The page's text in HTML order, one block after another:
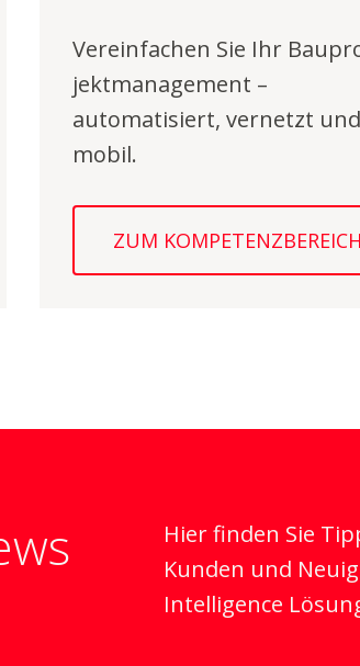
Vereinfachen Sie Ihr
jekt­ma­na­ge­ment –
automatisiert, vernetzt und
mobil.
ZUM KOMPETENZBEREICH
Hier finden Sie
Kunden und
Intelligence